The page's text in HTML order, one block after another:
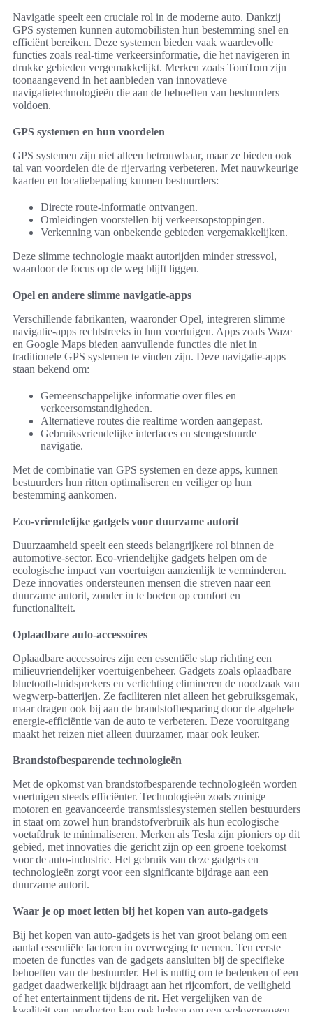
Navigatie speelt een cruciale rol in de moderne auto. Dankzij
GPS systemen kunnen automobilisten hun bestemming snel en
efficiënt bereiken. Deze systemen bieden vaak waardevolle
functies zoals real-time verkeersinformatie, die het navigeren in
drukke gebieden vergemakkelijkt. Merken zoals TomTom zijn
toonaangevend in het aanbieden van innovatieve
navigatietechnologieën die aan de behoeften van bestuurders
voldoen.
GPS systemen en hun voordelen
GPS systemen zijn niet alleen betrouwbaar, maar ze bieden ook
tal van voordelen die de rijervaring verbeteren. Met nauwkeurige
kaarten en locatiebepaling kunnen bestuurders:
Directe route-informatie ontvangen.
Omleidingen voorstellen bij verkeersopstoppingen.
Verkenning van onbekende gebieden vergemakkelijken.
Deze slimme technologie maakt autorijden minder stressvol,
waardoor de focus op de weg blijft liggen.
Opel en andere slimme navigatie-apps
Verschillende fabrikanten, waaronder Opel, integreren slimme
navigatie-apps rechtstreeks in hun voertuigen. Apps zoals Waze
en Google Maps bieden aanvullende functies die niet in
traditionele GPS systemen te vinden zijn. Deze navigatie-apps
staan bekend om:
Gemeenschappelijke informatie over files en
verkeersomstandigheden.
Alternatieve routes die realtime worden aangepast.
Gebruiksvriendelijke interfaces en stemgestuurde
navigatie.
Met de combinatie van GPS systemen en deze apps, kunnen
bestuurders hun ritten optimaliseren en veiliger op hun
bestemming aankomen.
Eco-vriendelijke gadgets voor duurzame autorit
Duurzaamheid speelt een steeds belangrijkere rol binnen de
automotive-sector. Eco-vriendelijke gadgets helpen om de
ecologische impact van voertuigen aanzienlijk te verminderen.
Deze innovaties ondersteunen mensen die streven naar een
duurzame autorit, zonder in te boeten op comfort en
functionaliteit.
Oplaadbare auto-accessoires
Oplaadbare accessoires zijn een essentiële stap richting een
milieuvriendelijker voertuigenbeheer. Gadgets zoals oplaadbare
bluetooth-luidsprekers en verlichting elimineren de noodzaak van
wegwerp-batterijen. Ze faciliteren niet alleen het gebruiksgemak,
maar dragen ook bij aan de brandstofbesparing door de algehele
energie-efficiëntie van de auto te verbeteren. Deze vooruitgang
maakt het reizen niet alleen duurzamer, maar ook leuker.
Brandstofbesparende technologieën
Met de opkomst van brandstofbesparende technologieën worden
voertuigen steeds efficiënter. Technologieën zoals zuinige
motoren en geavanceerde transmissiesystemen stellen bestuurders
in staat om zowel hun brandstofverbruik als hun ecologische
voetafdruk te minimaliseren. Merken als Tesla zijn pioniers op dit
gebied, met innovaties die gericht zijn op een groene toekomst
voor de auto-industrie. Het gebruik van deze gadgets en
technologieën zorgt voor een significante bijdrage aan een
duurzame autorit.
Waar je op moet letten bij het kopen van auto-gadgets
Bij het kopen van auto-gadgets is het van groot belang om een
aantal essentiële factoren in overweging te nemen. Ten eerste
moeten de functies van de gadgets aansluiten bij de specifieke
behoeften van de bestuurder. Het is nuttig om te bedenken of een
gadget daadwerkelijk bijdraagt aan het rijcomfort, de veiligheid
of het entertainment tijdens de rit. Het vergelijken van de